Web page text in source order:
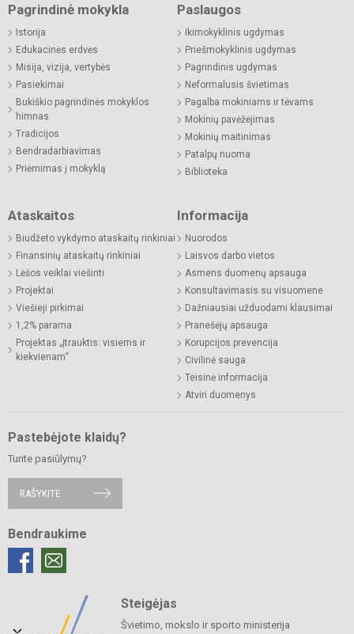
Pagrindinė mokykla
Istorija
Edukacinės erdvės
Misija, vizija, vertybės
Pasiekimai
Bukiškio pagrindinės mokyklos
himnas
Tradicijos
Bendradarbiavimas
Priėmimas į mokyklą
Paslaugos
Ikimokyklinis ugdymas
Priešmokyklinis ugdymas
Pagrindinis ugdymas
Neformalusis švietimas
Pagalba mokiniams ir tėvams
Mokinių pavėžėjimas
Mokinių maitinimas
Patalpų nuoma
Biblioteka
Ataskaitos
Biudžeto vykdymo ataskaitų rinkiniai
Finansinių ataskaitų rinkiniai
Lėšos veiklai viešinti
Projektai
Viešieji pirkimai
1,2% parama
Projektas „Įtrauktis: visiems ir
kiekvienam“
Informacija
Nuorodos
Laisvos darbo vietos
Asmens duomenų apsauga
Konsultavimasis su visuomene
Dažniausiai užduodami klausimai
Pranešėjų apsauga
Korupcijos prevencija
Civilinė sauga
Teisinė informacija
Atviri duomenys
Pastebėjote klaidų?
Turite pasiūlymų?
RAŠYKITE
Bendraukime
Steigėjas
Švietimo, mokslo ir sporto ministerija